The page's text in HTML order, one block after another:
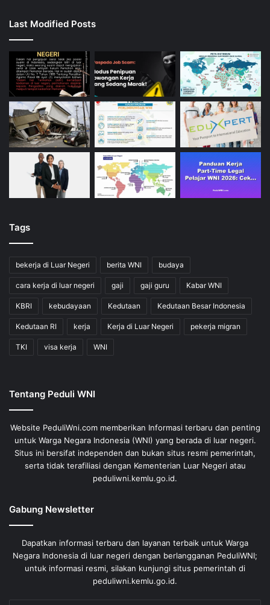
Last Modified Posts
Tags
bekerja di Luar Negeri berita WNI budaya
cara kerja di luar negeri gaji gaji guru Kabar WNI
KBRI kebudayaan Kedutaan Kedutaan Besar Indonesia
Kedutaan RI kerja Kerja di Luar Negeri pekerja migran
TKI visa kerja WNI
Tentang Peduli WNI
Website PeduliWni.com memberikan Informasi terbaru dan penting
untuk Warga Negara Indonesia (WNI) yang berada di luar negeri.
Situs ini bersifat independen dan bukan situs resmi pemerintah,
serta tidak terafiliasi dengan Kementerian Luar Negeri atau
peduliwni.kemlu.go.id.
Gabung Newsletter
Dapatkan informasi terbaru dan layanan terbaik untuk Warga
Negara Indonesia di luar negeri dengan berlangganan PeduliWNI;
untuk informasi resmi, silakan kunjungi situs pemerintah di
peduliwni.kemlu.go.id.